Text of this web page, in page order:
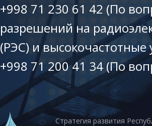
+998 71 230 61 42 (По
разрешений на
(РЭС) и высокочастотные
+998 71 200 41 34 (По
Стратегия развития